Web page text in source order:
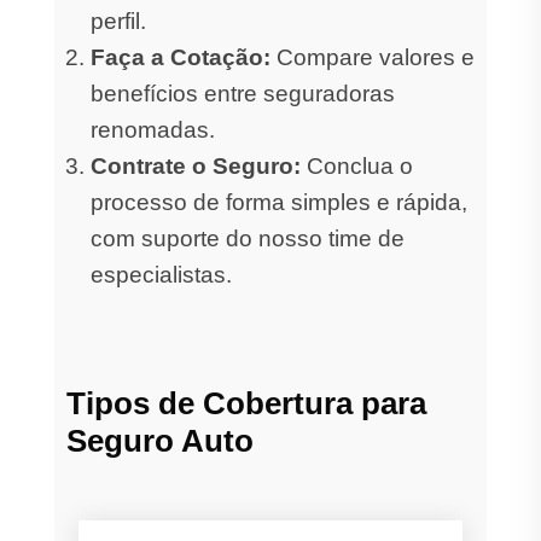
perfil.
Faça a Cotação: Compare valores e
benefícios entre seguradoras
renomadas.
Contrate o Seguro: Conclua o
processo de forma simples e rápida,
com suporte do nosso time de
especialistas.
Tipos de Cobertura para
Seguro Auto